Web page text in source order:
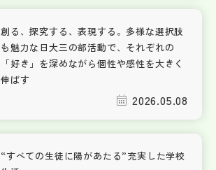
創る、探究する、表現する。多様な選択肢
も魅力な日大三の部活動で、それぞれの
「好き」を深めながら個性や感性を大きく
伸ばす
2026.05.08
“すべての生徒に陽があたる”充実した学校